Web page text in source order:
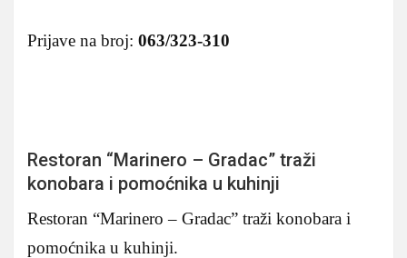
Prijave na broj: 063/323-310
Restoran “Marinero – Gradac” traži
konobara i pomoćnika u kuhinji
Restoran “Marinero – Gradac” traži konobara i
pomoćnika u kuhinji.